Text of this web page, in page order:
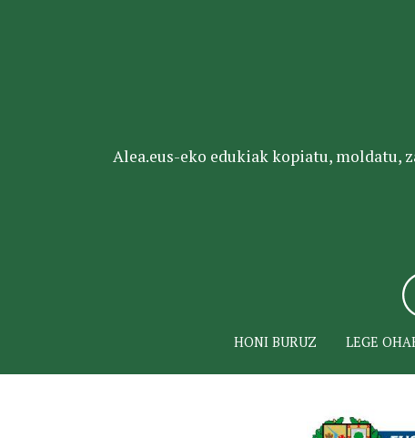
Alea.eus-eko edukiak kopiatu, moldatu,
HONI BURUZ LEGE